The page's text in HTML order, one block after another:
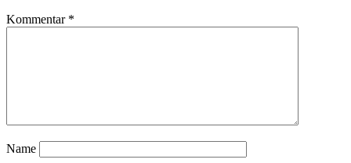
Kommentar *
Name